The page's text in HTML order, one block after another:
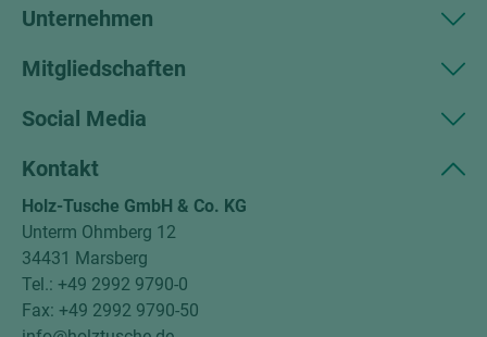
Unternehmen
Mitgliedschaften
Social Media
Kontakt
Holz-Tusche GmbH & Co. KG
Unterm Ohmberg 12
34431 Marsberg
Tel.: +49 2992 9790-0
Fax: +49 2992 9790-50